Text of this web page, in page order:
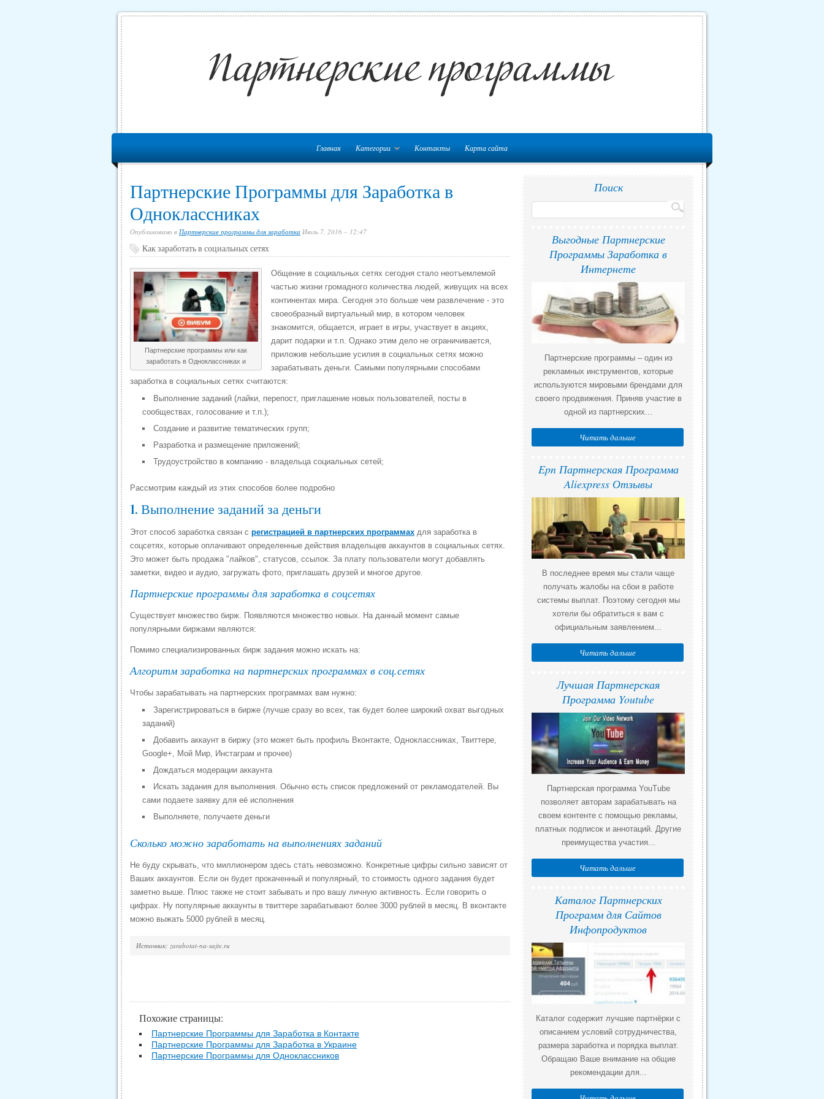
Главная Категории Контакты Карта сайта
Партнерские Программы для Заработка в
Одноклассниках
Опубликовано в Партнерские программы для заработка Июль 7, 2016 – 12:47
Как заработать в социальных сетях
Партнерские программы или как
заработать в Одноклассниках и
Общение в социальных сетях сегодня стало неотъемлемой
частью жизни громадного количества людей, живущих на всех
континентах мира. Сегодня это больше чем развлечение - это
своеобразный виртуальный мир, в котором человек
знакомится, общается, играет в игры, участвует в акциях,
дарит подарки и т.п. Однако этим дело не ограничивается,
приложив небольшие усилия в социальных сетях можно
зарабатывать деньги. Самыми популярными способами
заработка в социальных сетях считаются:
Выполнение заданий (лайки, перепост, приглашение новых пользователей, посты в
сообществах, голосование и т.п.);
Создание и развитие тематических групп;
Разработка и размещение приложений;
Трудоустройство в компанию - владельца социальных сетей;
Рассмотрим каждый из этих способов более подробно
1. Выполнение заданий за деньги
Этот способ заработка связан с регистрацией в партнерских программах для заработка в
соцсетях, которые оплачивают определенные действия владельцев аккаунтов в социальных сетях.
Это может быть продажа "лайков", статусов, ссылок. За плату пользователи могут добавлять
заметки, видео и аудио, загружать фото, приглашать друзей и многое другое.
Партнерские программы для заработка в соцсетях
Существует множество бирж. Появляются множество новых. На данный момент самые
популярными биржами являются:
Помимо специализированных бирж задания можно искать на:
Алгоритм заработка на партнерских программах в соц.сетях
Чтобы зарабатывать на партнерских программах вам нужно:
Зарегистрироваться в бирже (лучше сразу во всех, так будет более широкий охват выгодных
заданий)
Добавить аккаунт в биржу (это может быть профиль Вконтакте, Одноклассниках, Твиттере,
Google+, Мой Мир, Инстаграм и прочее)
Дождаться модерации аккаунта
Искать задания для выполнения. Обычно есть список предложений от рекламодателей. Вы
сами подаете заявку для её исполнения
Выполняете, получаете деньги
Сколько можно заработать на выполнениях заданий
Не буду скрывать, что миллионером здесь стать невозможно. Конкретные цифры сильно зависят от
Ваших аккаунтов. Если он будет прокаченный и популярный, то стоимость одного задания будет
заметно выше. Плюс также не стоит забывать и про вашу личную активность. Если говорить о
цифрах. Ну популярные аккаунты в твиттере зарабатывают более 3000 рублей в месяц. В вконтакте
можно выжать 5000 рублей в месяц.
Источник: zarabotat-na-sajte.ru
Похожие страницы:
Партнерские Программы для Заработка в Контакте
Партнерские Программы для Заработка в Украине
Партнерские Программы для Одноклассников
Поиск
Выгодные Партнерские
Программы Заработка в
Интернете
Партнерские программы – один из
рекламных инструментов, которые
используются мировыми брендами для
своего продвижения. Приняв участие в
одной из партнерских...
Читать дальше
Epn Партнерская Программа
Aliexpress Отзывы
В последнее время мы стали чаще
получать жалобы на сбои в работе
системы выплат. Поэтому сегодня мы
хотели бы обратиться к вам с
официальным заявлением...
Читать дальше
Лучшая Партнерская
Программа Youtube
Партнерская программа YouTube
позволяет авторам зарабатывать на
своем контенте с помощью рекламы,
платных подписок и аннотаций. Другие
преимущества участия...
Читать дальше
Каталог Партнерских
Программ для Сайтов
Инфопродуктов
Каталог содержит лучшие партнёрки с
описанием условий сотрудничества,
размера заработка и порядка выплат.
Обращаю Ваше внимание на общие
рекомендации для...